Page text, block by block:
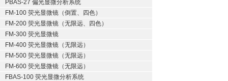
PBAS-27 偏光显微分析系统
FM-100 荧光显微镜（倒置、四色）
FM-200 荧光显微镜（无限远、四色）
FM-300 荧光显微镜
FM-400 荧光显微镜（无限远）
FM-500 荧光显微镜（无限远）
FM-600 荧光显微镜（无限远）
FBAS-100 荧光显微分析系统